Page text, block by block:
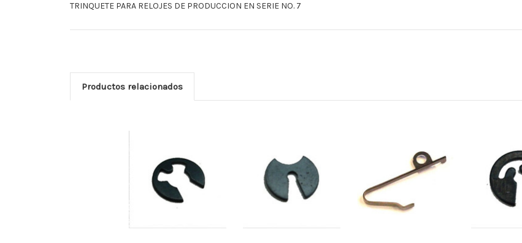
TRINQUETE PARA RELOJES DE PRODUCCION EN SERIE NO. 7
Productos relacionados